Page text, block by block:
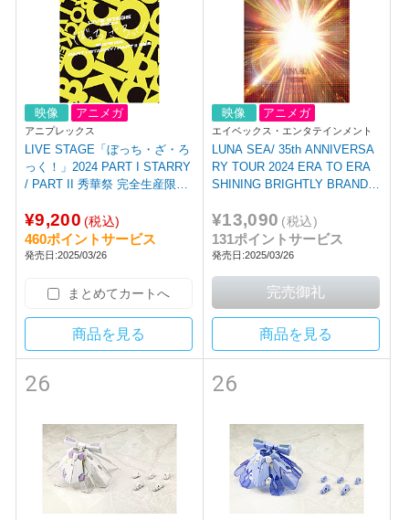
映像 アニメガ
アニプレックス
LIVE STAGE「ぼっち・ざ・ろ
っく！」2024 PART I STARRY
/ PART II 秀華祭 完全生産限定
¥9,200 (税込)
460ポイントサービス
発売日:2025/03/26
まとめてカートへ
商品を見る
映像 アニメガ
エイベックス・エンタテインメント
LUNA SEA/ 35th ANNIVERSA
RY TOUR 2024 ERA TO ERA
SHINING BRIGHTLY BRAND N
D
¥13,090 (税込)
131ポイントサービス
発売日:2025/03/26
商品を見る
26 26